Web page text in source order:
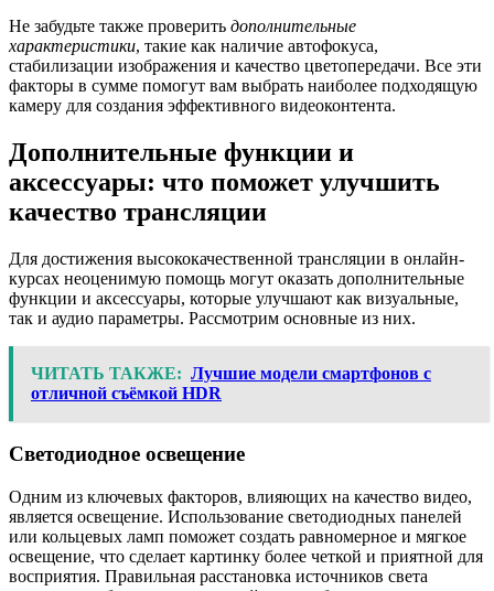
Не забудьте также проверить дополнительные
характеристики, такие как наличие автофокуса,
стабилизации изображения и качество цветопередачи. Все эти
факторы в сумме помогут вам выбрать наиболее подходящую
камеру для создания эффективного видеоконтента.
Дополнительные функции и
аксессуары: что поможет улучшить
качество трансляции
Для достижения высококачественной трансляции в онлайн-
курсах неоценимую помощь могут оказать дополнительные
функции и аксессуары, которые улучшают как визуальные,
так и аудио параметры. Рассмотрим основные из них.
ЧИТАТЬ ТАКЖЕ: Лучшие модели смартфонов с
отличной съёмкой HDR
Светодиодное освещение
Одним из ключевых факторов, влияющих на качество видео,
является освещение. Использование светодиодных панелей
или кольцевых ламп поможет создать равномерное и мягкое
освещение, что сделает картинку более четкой и приятной для
восприятия. Правильная расстановка источников света